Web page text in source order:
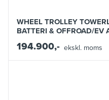
WHEEL TROLLEY
BATTERI & OFFROAD/EV
194.900,- ekskl. moms